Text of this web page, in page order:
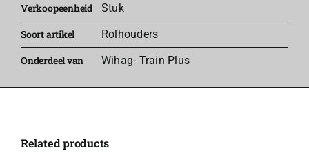
Verkoopeenheid
Stuk
Soort artikel
Rolhouders
Onderdeel van
Wihag- Train Plus
Related products